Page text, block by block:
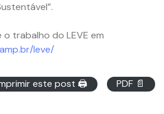
trabalho do LEVE em
leve/
este post 🖨 PDF 📄